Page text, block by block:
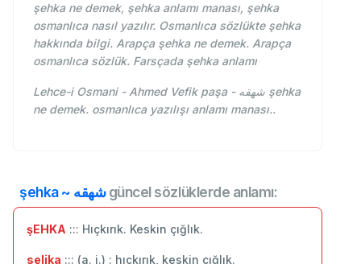
şehka ne demek, şehka anlamı manası, şehka
osmanlıca nasıl yazılır. Osmanlıca sözlükte şehka
hakkında bilgi. Arapça şehka ne demek. Arapça
osmanlıca sözlük. Farsçada şehka anlamı
Lehce-i Osmani - Ahmed Vefik paşa - شهقه şehka
ne demek. osmanlıca yazılışı anlamı manası..
şehka ~ شهقهgüncel sözlüklerde anlamı:
şEHKA ::: Hıçkırık. Keskin çığlık.
selika ::: (a. i.) : hıçkırık, keskin çığlık.